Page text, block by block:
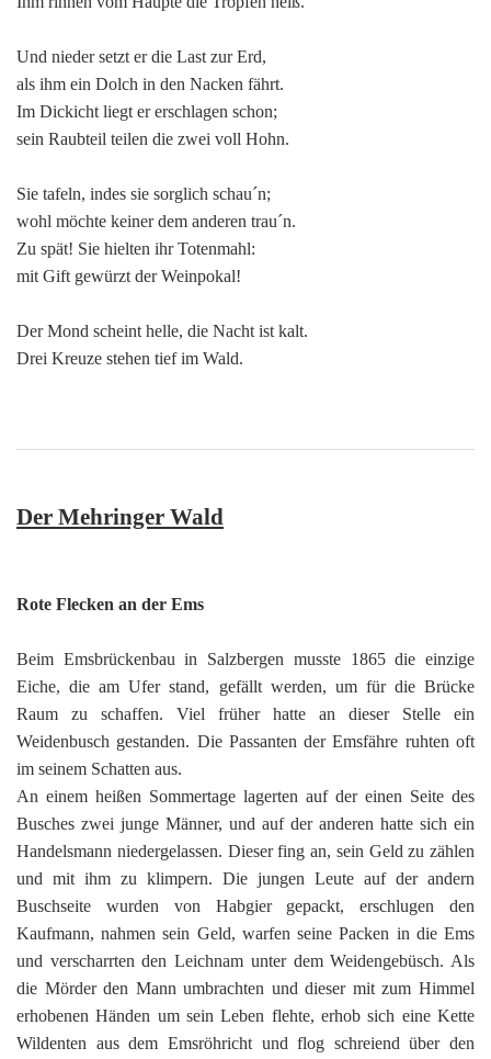
Und nieder setzt er die Last zur Erd,
als ihm ein Dolch in den Nacken fährt.
Im Dickicht liegt er erschlagen schon;
sein Raubteil teilen die zwei voll Hohn.
Sie tafeln, indes sie sorglich schau´n;
wohl möchte keiner dem anderen trau´n.
Zu spät! Sie hielten ihr Totenmahl:
mit Gift gewürzt der Weinpokal!
Der Mond scheint helle, die Nacht ist kalt.
Drei Kreuze stehen tief im Wald.
Der Mehringer Wald
Rote Flecken an der Ems
Beim Emsbrückenbau in Salzbergen musste 1865 die einzige
Eiche, die am Ufer stand, gefällt werden, um für die Brücke
Raum zu schaffen. Viel früher hatte an dieser Stelle ein
Weidenbusch gestanden. Die Passanten der Emsfähre ruhten oft
im seinem Schatten aus.
An einem heißen Sommertage lagerten auf der einen Seite des
Busches zwei junge Männer, und auf der anderen hatte sich ein
Handelsmann niedergelassen. Dieser fing an, sein Geld zu zählen
und mit ihm zu klimpern. Die jungen Leute auf der andern
Buschseite wurden von Habgier gepackt, erschlugen den
Kaufmann, nahmen sein Geld, warfen seine Packen in die Ems
und verscharrten den Leichnam unter dem Weidengebüsch. Als
die Mörder den Mann umbrachten und dieser mit zum Himmel
erhobenen Händen um sein Leben flehte, erhob sich eine Kette
Wildenten aus dem Emsröhricht und flog schreiend über den